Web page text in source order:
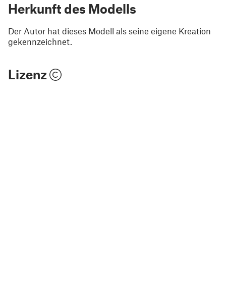
Herkunft des Modells
Der Autor hat dieses Modell als seine eigene Kreation
gekennzeichnet.
Lizenz